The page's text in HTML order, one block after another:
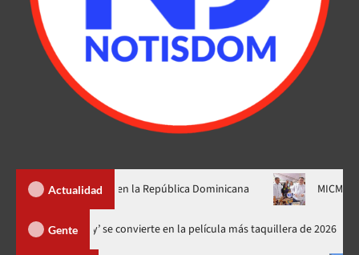
Actualidad
en la República Dominicana MICM llevará
Gente
‘Spider-Man: Brand New Day’ se convierte en la película más